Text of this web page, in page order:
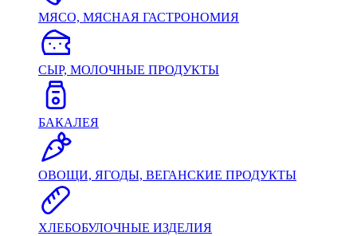
МЯСО, МЯСНАЯ ГАСТРОНОМИЯ
СЫР, МОЛОЧНЫЕ ПРОДУКТЫ
БАКАЛЕЯ
ОВОЩИ, ЯГОДЫ, ВЕГАНСКИЕ ПРОДУКТЫ
ХЛЕБОБУЛОЧНЫЕ ИЗДЕЛИЯ